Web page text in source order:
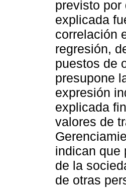
previsto por
explicada
correlación
regresión,
puestos de
presupone
expresión
explicada
valores de
indican que
de la
de otras